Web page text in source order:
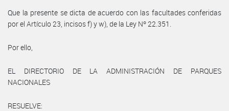
Que la presente se dicta de acuerdo con las facultades conferidas
por el Artículo 23, incisos f) y w), de la Ley Nº 22.351.
Por ello,
EL DIRECTORIO DE LA ADMINISTRACIÓN DE PARQUES
NACIONALES
RESUELVE: